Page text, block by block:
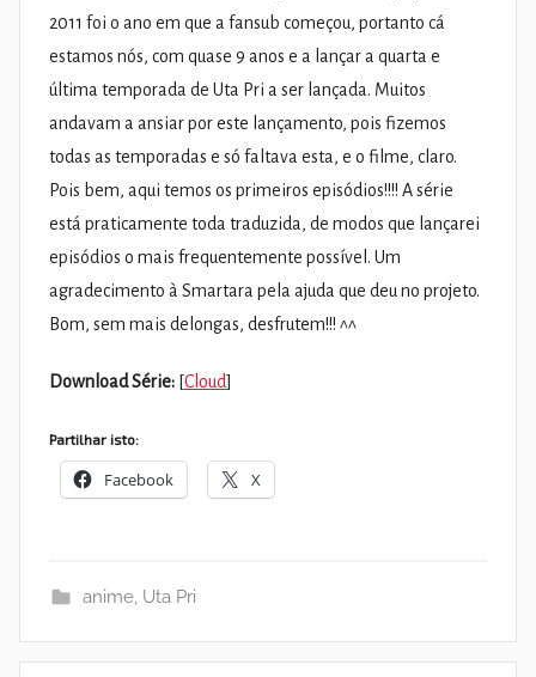
2011 foi o ano em que a fansub começou, portanto cá
estamos nós, com quase 9 anos e a lançar a quarta e
última temporada de Uta Pri a ser lançada. Muitos
andavam a ansiar por este lançamento, pois fizemos
todas as temporadas e só faltava esta, e o filme, claro.
Pois bem, aqui temos os primeiros episódios!!!! A série
está praticamente toda traduzida, de modos que lançarei
episódios o mais frequentemente possível. Um
agradecimento à Smartara pela ajuda que deu no projeto.
Bom, sem mais delongas, desfrutem!!! ^^
Download Série: [Cloud]
Partilhar isto:
Facebook X
anime, Uta Pri